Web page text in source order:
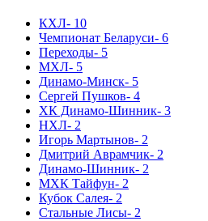
КХЛ- 10
Чемпионат Беларуси- 6
Переходы- 5
МХЛ- 5
Динамо-Минск- 5
Сергей Пушков- 4
ХК Динамо-Шинник- 3
НХЛ- 2
Игорь Мартынов- 2
Дмитрий Аврамчик- 2
Динамо-Шинник- 2
МХК Тайфун- 2
Кубок Салея- 2
Стальные Лисы- 2